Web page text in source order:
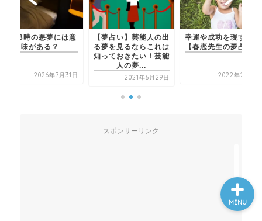
深夜3時の悪夢には意
味がある？
2026年7月31日
【夢占い】芸能人の出
る夢を見るならこれは
知っておきたい！芸能
人の夢...
2021年6月29日
幸運や成功を現す吉夢
【春恋先生の夢占い】
2022年2月9日
スポンサーリンク
MENU
ホーム
夢占い一覧表
最新記事動画